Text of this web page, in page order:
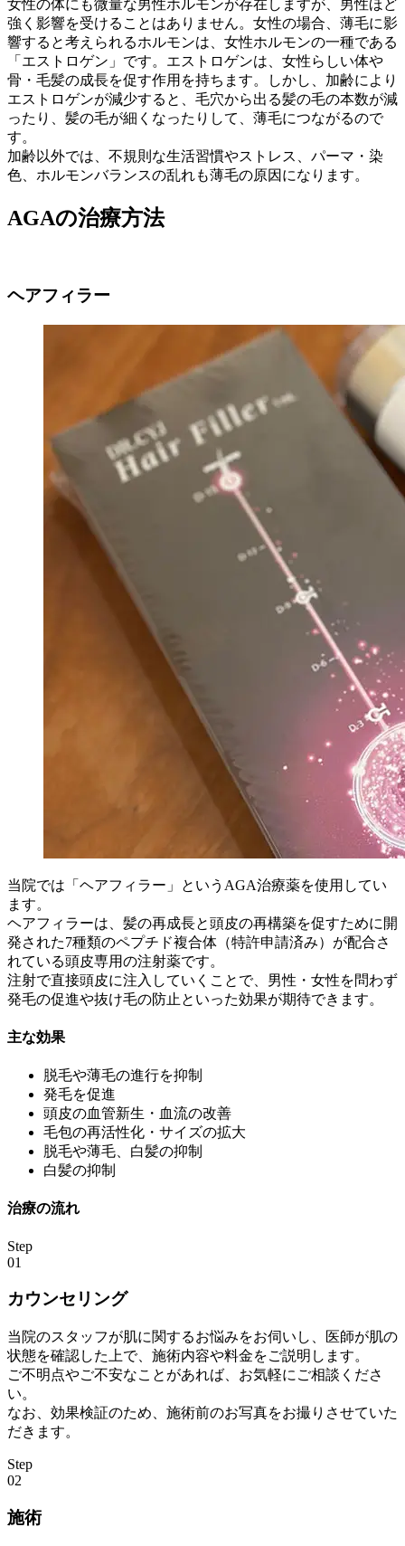
女性の体にも微量な男性ホルモンが存在しますが、男性ほど
強く影響を受けることはありません。女性の場合、薄毛に影
響すると考えられるホルモンは、女性ホルモンの一種である
「エストロゲン」です。エストロゲンは、女性らしい体や
骨・毛髪の成長を促す作用を持ちます。しかし、加齢により
エストロゲンが減少すると、毛穴から出る髪の毛の本数が減
ったり、髪の毛が細くなったりして、薄毛につながるので
す。
加齢以外では、不規則な生活習慣やストレス、パーマ・染
色、ホルモンバランスの乱れも薄毛の原因になります。
AGAの治療方法
ヘアフィラー
当院では「ヘアフィラー」というAGA治療薬を使用してい
ます。
ヘアフィラーは、髪の再成長と頭皮の再構築を促すために開
発された7種類のペプチド複合体（特許申請済み）が配合さ
れている頭皮専用の注射薬です。
注射で直接頭皮に注入していくことで、男性・女性を問わず
発毛の促進や抜け毛の防止といった効果が期待できます。
主な効果
脱毛や薄毛の進行を抑制
発毛を促進
頭皮の血管新生・血流の改善
毛包の再活性化・サイズの拡大
脱毛や薄毛、白髪の抑制
白髪の抑制
治療の流れ
Step
01
カウンセリング
当院のスタッフが肌に関するお悩みをお伺いし、医師が肌の
状態を確認した上で、施術内容や料金をご説明します。
ご不明点やご不安なことがあれば、お気軽にご相談くださ
い。
なお、効果検証のため、施術前のお写真をお撮りさせていた
だきます。
Step
02
施術